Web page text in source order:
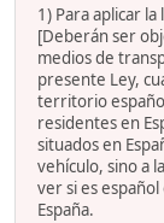
1) Para aplicar
[Deberán ser
medios de
presente Ley,
territorio
residentes en
situados en
vehículo, sino a
ver si es
España.